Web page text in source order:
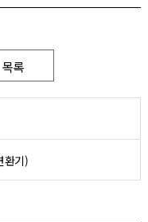
목록
환기)